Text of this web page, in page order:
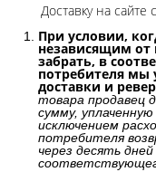
Доставку на сайте
При условии,
независящим от
забрать, в
потребителя мы
доставки и
товара продавец
сумму,
исключением
потребителя
через десять